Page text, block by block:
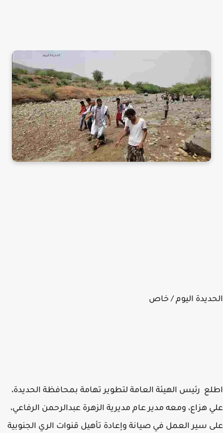
اليوم / خاص
رئيس الهيئة العامة لتطوير تهامة بمحافظة الحديدة،
هزاع، ومعه مدير عام مديرية الزهرة عبدالرحمن الرفاعي،
سير العمل في صيانة وإعادة تأهيل قنوات الري الجنوبية